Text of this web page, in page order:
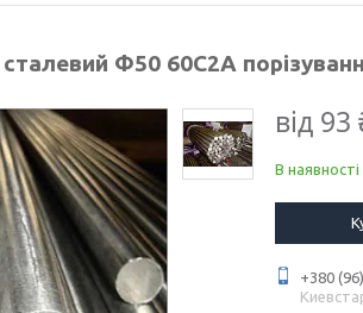
Ф50 60С2А
від 93
В наявності
+380